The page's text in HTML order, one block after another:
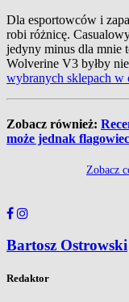
Dla esportowców i
robi różnicę.
jedyny minus dla mnie
Wolverine V3 byłby
wybranych sklepach w
Zobacz również:
może jednak
Zobacz
Bartosz Ostrowski
Redaktor